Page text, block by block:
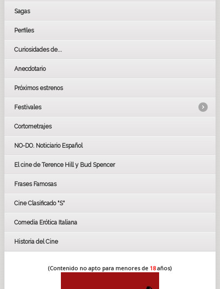
Sagas
Perfiles
Curiosidades de...
Anecdotario
Próximos estrenos
Festivales
LOS OSCARS
GOYAS
BAFTA
Cortometrajes
NO-DO. Noticiario Español
El cine de Terence Hill y Bud Spencer
Frases Famosas
Cine Clasificado "S"
Comedia Erótica Italiana
Historia del Cine
(Contenido no apto para menores de 18años)